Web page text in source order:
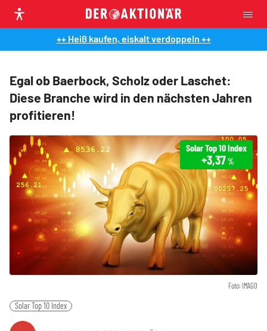
++ Heiß kaufen, eiskalt verdoppeln ++
Egal ob Baerbock, Scholz oder Laschet:
Diese Branche wird in den nächsten Jahren
profitieren!
Foto: IMAGO
Solar Top 10 Index
+3,37 %
Solar Top 10 Index